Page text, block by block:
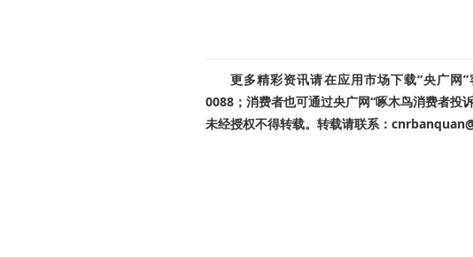
更多精彩资讯请在应用市场下载“央广网
0088；消费者也可通过央广网“啄木鸟消费者投
未经授权不得转载。转载请联系：